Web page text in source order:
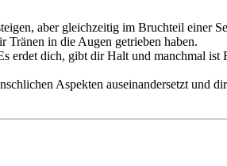
aber gleichzeitig im Bruchteil einer
Tränen in die Augen getrieben haben.
erdet dich, gibt dir Halt und manchmal ist
Aspekten auseinandersetzt und